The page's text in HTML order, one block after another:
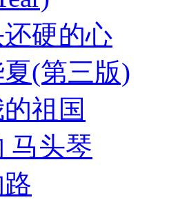
硬的心
(第三版)
祖国
马头琴